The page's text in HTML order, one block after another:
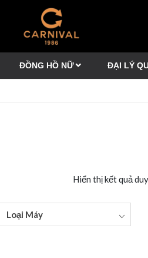
ĐỒNG HỒ NỮ ĐẠI LÝ
Hiển thị kết quả
Loại Máy